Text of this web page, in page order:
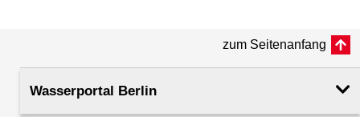
zum Seitenanfang
Wasserportal Berlin